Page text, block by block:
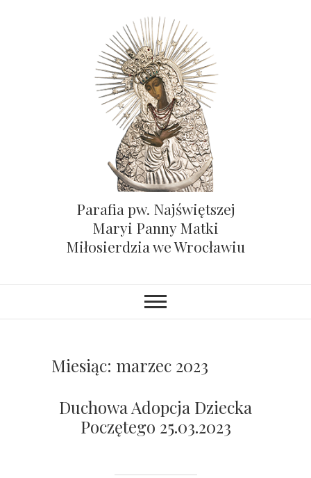
Parafia pw. Najświętszej
Maryi Panny Matki
Miłosierdzia we Wrocławiu
Miesiąc: marzec 2023
Duchowa Adopcja Dziecka
Poczętego 25.03.2023